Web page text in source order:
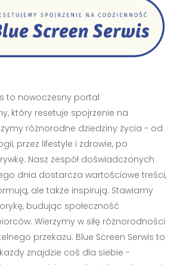
to nowoczesny portal
który resetuje spojrzenie na
różnorodne dziedziny życia - od
przez lifestyle i zdrowie, po
Nasz zespół doświadczonych
dnia dostarcza wartościowe treści,
ale także inspirują. Stawiamy
budując społeczność
Wierzymy w siłę różnorodności
przekazu. Blue Screen Serwis to
znajdzie coś dla siebie -